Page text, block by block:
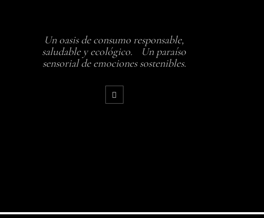
Un oasis de consumo responsable,
saludable y ecológico. Un paraíso
sensorial de emociones sostenibles.